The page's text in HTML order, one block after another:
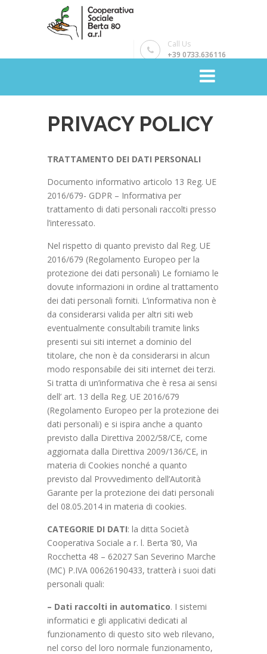
Call Us
+39 0733.636116
PRIVACY POLICY
TRATTAMENTO DEI DATI PERSONALI
Documento informativo articolo 13 Reg. UE
2016/679- GDPR – Informativa per
trattamento di dati personali raccolti presso
l’interessato.
Nel rispetto di quanto previsto dal Reg. UE
2016/679 (Regolamento Europeo per la
protezione dei dati personali) Le forniamo le
dovute informazioni in ordine al trattamento
dei dati personali forniti. L’informativa non è
da considerarsi valida per altri siti web
eventualmente consultabili tramite links
presenti sui siti internet a dominio del
titolare, che non è da considerarsi in alcun
modo responsabile dei siti internet dei terzi.
Si tratta di un’informativa che è resa ai sensi
dell’ art. 13 della Reg. UE 2016/679
(Regolamento Europeo per la protezione dei
dati personali) e si ispira anche a quanto
previsto dalla Direttiva 2002/58/CE, come
aggiornata dalla Direttiva 2009/136/CE, in
materia di Cookies nonché a quanto
previsto dal Provvedimento dell’Autorità
Garante per la protezione dei dati personali
del 08.05.2014 in materia di cookies.
CATEGORIE DI DATI: la ditta Società
Cooperativa Sociale a r. l. Berta ‘80, Via
Rocchetta 48 – 62027 San Severino Marche
(MC) P.IVA 00626190433, tratterà i suoi dati
personali quali:
– Dati raccolti in automatico. I sistemi
informatici e gli applicativi dedicati al
funzionamento di questo sito web rilevano,
nel corso del loro normale funzionamento,